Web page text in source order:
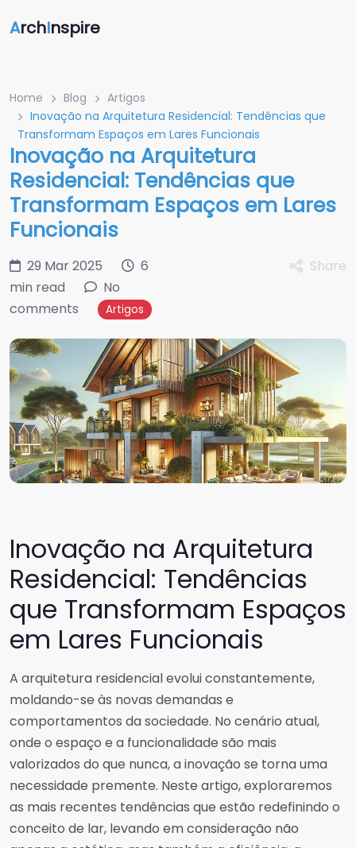
ArchInspire
Home Blog
Artigos
Inovação na Arquitetura Residencial: Tendências que
Transformam Espaços em Lares Funcionais
Inovação na Arquitetura
Residencial: Tendências que
Transformam Espaços em Lares
Funcionais
29 Mar 2025
6
min read
No
comments
Artigos
Share
Inovação na Arquitetura
Residencial: Tendências
que Transformam Espaços
em Lares Funcionais
A arquitetura residencial evolui constantemente,
moldando-se às novas demandas e
comportamentos da sociedade. No cenário atual,
onde o espaço e a funcionalidade são mais
valorizados do que nunca, a inovação se torna uma
necessidade premente. Neste artigo, exploraremos
as mais recentes tendências que estão redefinindo o
conceito de lar, levando em consideração não